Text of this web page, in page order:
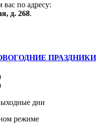
вас по адресу:
д. 268.
ПРАЗДНИКИ
дни
режиме